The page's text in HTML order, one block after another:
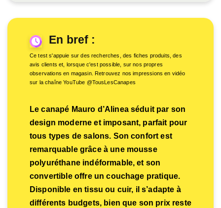
En bref :
Ce test s'appuie sur des recherches, des fiches produits, des
avis clients et, lorsque c'est possible, sur nos propres
observations en magasin. Retrouvez nos impressions en vidéo
sur la chaîne YouTube @TousLesCanapes
Le canapé Mauro d’Alinea séduit par son
design moderne et imposant, parfait pour
tous types de salons. Son confort est
remarquable grâce à une mousse
polyuréthane indéformable, et son
convertible offre un couchage pratique.
Disponible en tissu ou cuir, il s’adapte à
différents budgets, bien que son prix reste